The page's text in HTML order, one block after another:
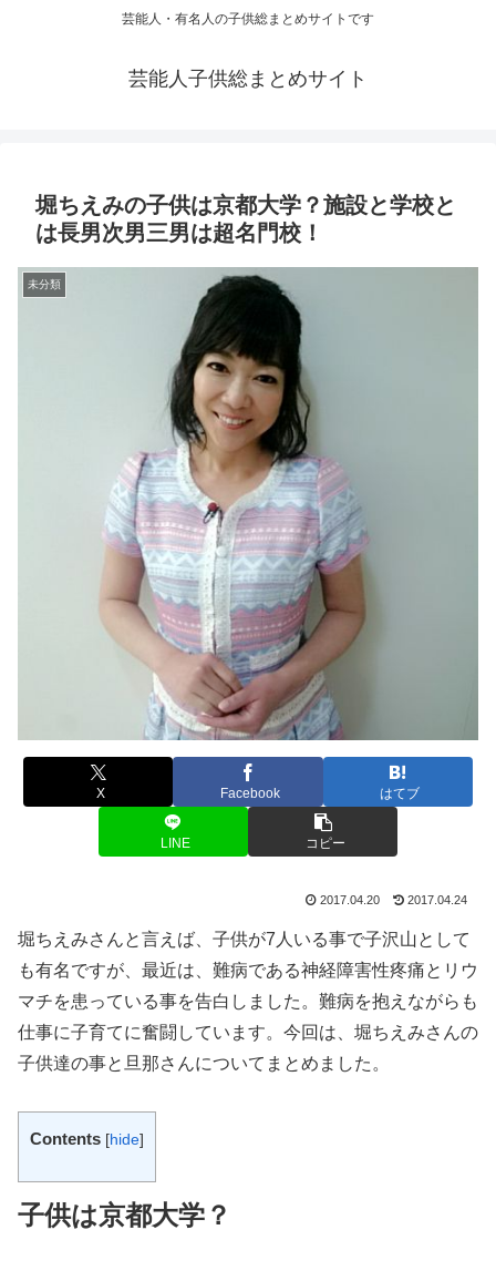
芸能人・有名人の子供総まとめサイトです
芸能人子供総まとめサイト
堀ちえみの子供は京都大学？施設と学校と
は長男次男三男は超名門校！
未分類
X Facebook はてブ
LINE コピー
2017.04.20 2017.04.24
堀ちえみさんと言えば、子供が7人いる事で子沢山として
も有名ですが、最近は、難病である神経障害性疼痛とリウ
マチを患っている事を告白しました。難病を抱えながらも
仕事に子育てに奮闘しています。今回は、堀ちえみさんの
子供達の事と旦那さんについてまとめました。
Contents [hide]
子供は京都大学？